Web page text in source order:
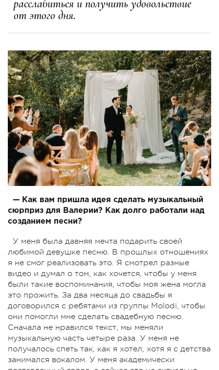
расслабиться и получить удовольствие
от этого дня.
— Как вам пришла идея сделать музыкальный
сюрприз для Валерии? Как долго работали над
созданием песни?
У меня была давняя мечта подарить своей
любимой девушке песню. В прошлых отношениях
я не смог реализовать это. Я смотрел разные
видео и думал о том, как хочется, чтобы у меня
были такие воспоминания, чтобы моя жена могла
это прожить. За два месяца до свадьбы я
договорился с ребятами из группы Molodi, чтобы
они помогли мне сделать свадебную песню.
Сначала не нравился текст, мы меняли
музыкальную часть четыре раза. У меня не
получалось спеть так, как я хотел, хотя я с детства
занимался вокалом. У меня академически